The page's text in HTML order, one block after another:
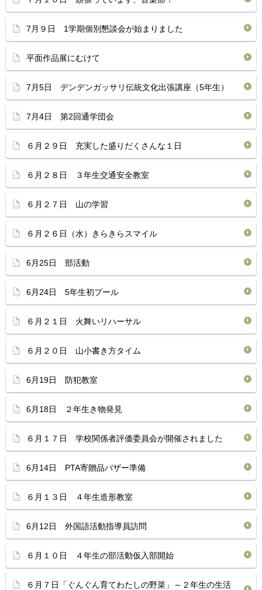
7月９日 1学期個別懇談会が始まりました
平面作品展にむけて
7月5日 デンデンガッサリ伝統文化出張講座（5年生）
7月4日 第2回通学団会
６月２９日 充実した盛りだくさんな１日
６月２８日 ３年生交通安全教室
６月２７日 山の学習
６月２６日（水）きらきらスマイル
6月25日 部活動
6月24日 5年生初プール
６月２１日 火舞いリハーサル
６月２０日 山小書き方タイム
6月19日 防犯教室
6月18日 ２年生き物発見
６月１７日 学校関係者評価委員会が開催されました
6月14日 PTA寄贈品バザー準備
６月１３日 ４年生造形教室
6月12日 外国語活動指導員訪問
６月１０日 ４年生の部活動仮入部開始
６月７日「ぐんぐん育てわたしの野菜」～２年生の生活